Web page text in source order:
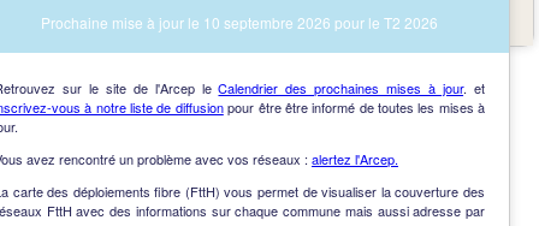
Vue des immeubles et des communes
Prochaine mise à jour le 10 septembre 2026 pour le T2 2026
sur le site de l'Arcep leCalendrier des prochaines mises à jour. et
vous à notre liste de diffusionpour être être informé de toutes les mises à
avez rencontré un problème avec vos réseaux : alertez l'Arcep.
carte des déploiements fibre (FttH) vous permet de visualiser la couverture des
FttH avec des informations sur chaque commune mais aussi adresse par
NAV